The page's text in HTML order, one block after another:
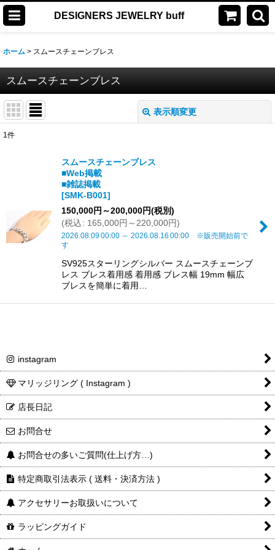
DESIGNERS JEWELRY buff
ホーム > スムースチェーンブレス
スムースチェーンブレス
表示順変更
絞り込む
1件
スムースチェーンブレス
■Web掲載
■雑誌掲載
[SMK-B001]
150,000円 ～200,000円(税別)
(税込: 165,000円 ～220,000円)
2026.08.0900:00 ～ 2026.08.16 00:00 ※販売開始前で
す
SV925スターリングシルバー スムースチェーンブ
レス ブレス着用感 着用感 ブレス幅 19mm 幅広
ブレスを簡単に着用…
instagram
マリッジリング ( Instagram )
店長日記
お問合せ
お問合せの多いご質問(仕上げ方…)
特定商取引法表示 ( 送料・決済方法 )
アクセサリーお取扱いについて
ラッピングガイド